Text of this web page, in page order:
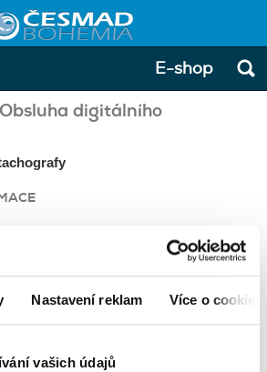
Nastavení reklam Více o cookies
vašich údajů
digitálního
E-shop